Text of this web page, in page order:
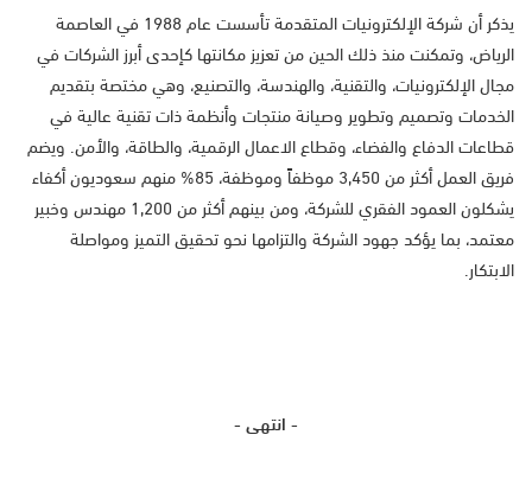
يذكر أن شركة الإلكترونيات المتقدمة تأسست عام 1988 في العاصمة
الرياض، وتمكنت منذ ذلك الحين من تعزيز مكانتها كإحدى أبرز الشركات في
مجال الإلكترونيات، والتقنية، والهندسة، والتصنيع، وهي مختصة بتقديم
الخدمات وتصميم وتطوير وصيانة منتجات وأنظمة ذات تقنية عالية في
قطاعات الدفاع والفضاء، وقطاع الاعمال الرقمية، والطاقة، والأمن. ويضم
فريق العمل أكثر من 3,450 موظفاً وموظفة، 85% منهم سعوديون أكفاء
يشكلون العمود الفقري للشركة، ومن بينهم أكثر من 1,200 مهندس وخبير
معتمد، بما يؤكد جهود الشركة والتزامها نحو تحقيق التميز ومواصلة
الابتكار.
- انتهى -